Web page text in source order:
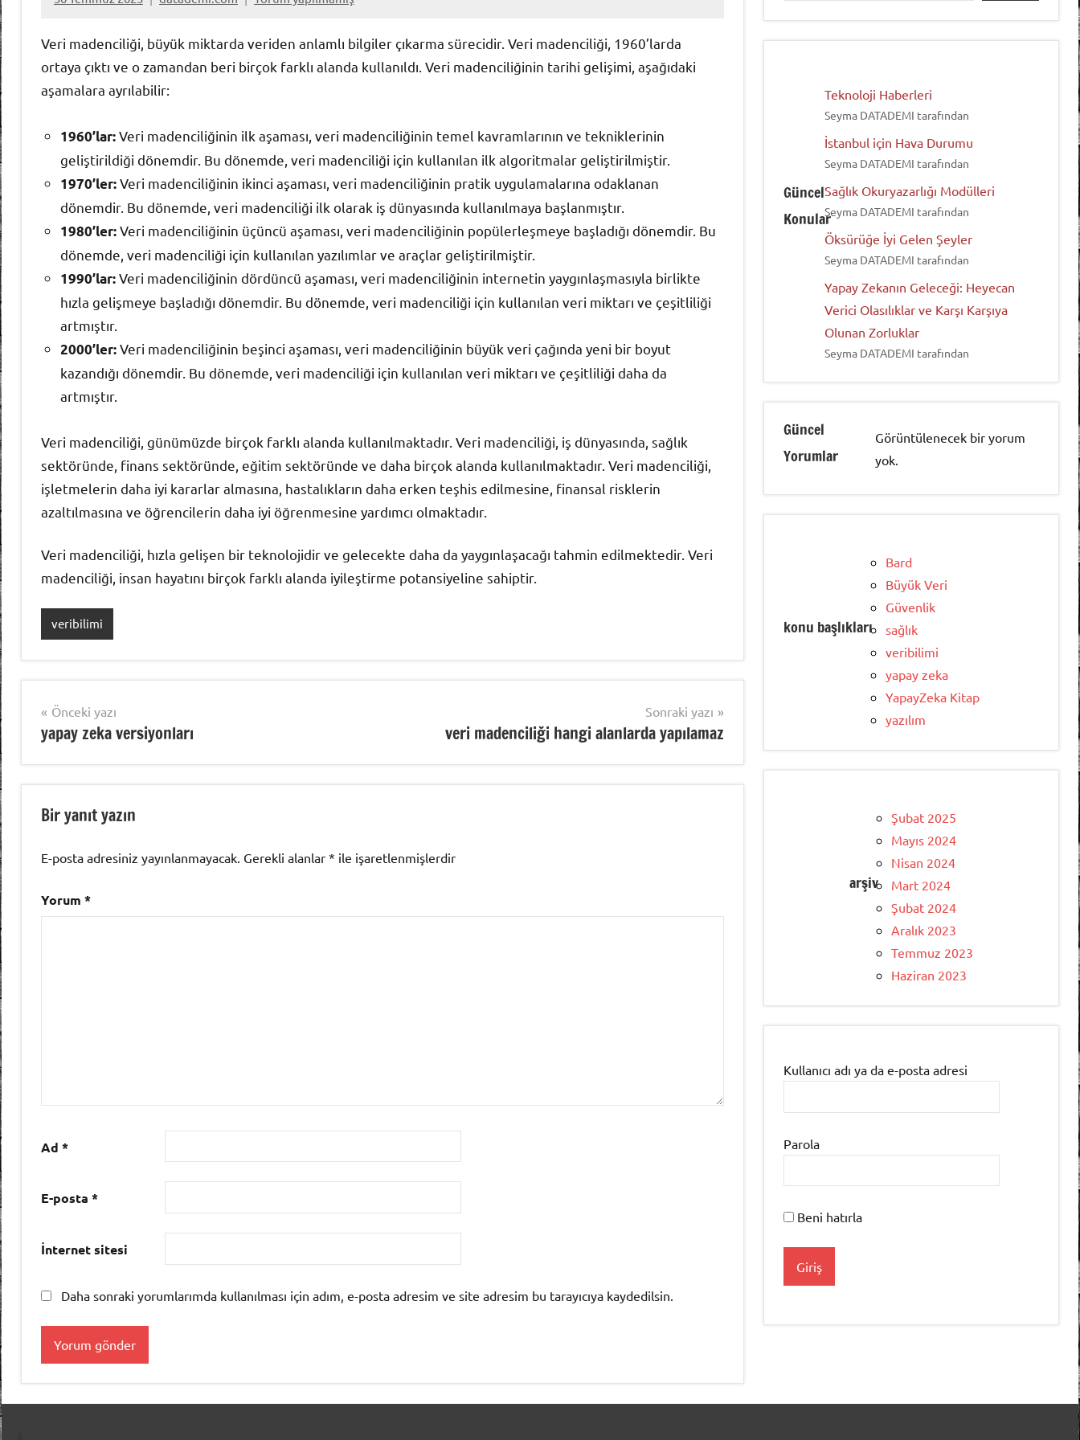
Veri madenciliği, büyük miktarda veriden anlamlı bilgiler çıkarma sürecidir. Veri madenciliği, 1960’larda
ortaya çıktı ve o zamandan beri birçok farklı alanda kullanıldı. Veri madenciliğinin tarihi gelişimi, aşağıdaki
aşamalara ayrılabilir:
1960’lar:Veri madenciliğinin ilk aşaması, veri madenciliğinin temel kavramlarının ve tekniklerinin
geliştirildiği dönemdir. Bu dönemde, veri madenciliği için kullanılan ilk algoritmalar geliştirilmiştir.
1970’ler:Veri madenciliğinin ikinci aşaması, veri madenciliğinin pratik uygulamalarına odaklanan
dönemdir. Bu dönemde, veri madenciliği ilk olarak iş dünyasında kullanılmaya başlanmıştır.
1980’ler:Veri madenciliğinin üçüncü aşaması, veri madenciliğinin popülerleşmeye başladığı dönemdir. Bu
dönemde, veri madenciliği için kullanılan yazılımlar ve araçlar geliştirilmiştir.
1990’lar:Veri madenciliğinin dördüncü aşaması, veri madenciliğinin internetin yaygınlaşmasıyla birlikte
hızla gelişmeye başladığı dönemdir. Bu dönemde, veri madenciliği için kullanılan veri miktarı ve çeşitliliği
artmıştır.
2000’ler:Veri madenciliğinin beşinci aşaması, veri madenciliğinin büyük veri çağında yeni bir boyut
kazandığı dönemdir. Bu dönemde, veri madenciliği için kullanılan veri miktarı ve çeşitliliği daha da
artmıştır.
Veri madenciliği, günümüzde birçok farklı alanda kullanılmaktadır. Veri madenciliği, iş dünyasında, sağlık
sektöründe, finans sektöründe, eğitim sektöründe ve daha birçok alanda kullanılmaktadır. Veri madenciliği,
işletmelerin daha iyi kararlar almasına, hastalıkların daha erken teşhis edilmesine, finansal risklerin
azaltılmasına ve öğrencilerin daha iyi öğrenmesine yardımcı olmaktadır.
Veri madenciliği, hızla gelişen bir teknolojidir ve gelecekte daha da yaygınlaşacağı tahmin edilmektedir. Veri
madenciliği, insan hayatını birçok farklı alanda iyileştirme potansiyeline sahiptir.
veribilimi
Yazı
gezinmesi
Önceki yazı
yapay zeka versiyonları
Sonraki yazı
veri madenciliği hangi alanlarda yapılamaz
Bir yanıt yazın
E-posta adresiniz yayınlanmayacak. Gerekli alanlar * ile işaretlenmişlerdir
Yorum *
Ad *
E-posta *
İnternet sitesi
Daha sonraki yorumlarımda kullanılması için adım, e-posta adresim ve site adresim bu tarayıcıya kaydedilsin.
Güncel
Konular
Teknoloji Haberleri
Seyma DATADEMI tarafından
İstanbul için Hava Durumu
Seyma DATADEMI tarafından
Sağlık Okuryazarlığı Modülleri
Seyma DATADEMI tarafından
Öksürüğe İyi Gelen Şeyler
Seyma DATADEMI tarafından
Yapay Zekanın Geleceği: Heyecan
Verici Olasılıklar ve Karşı Karşıya
Olunan Zorluklar
Seyma DATADEMI tarafından
Güncel
Yorumlar
Görüntülenecek bir yorum
yok.
konu başlıkları
Bard
Büyük Veri
Güvenlik
sağlık
veribilimi
yapay zeka
YapayZeka Kitap
yazılım
arşiv
Şubat 2025
Mayıs 2024
Nisan 2024
Mart 2024
Şubat 2024
Aralık 2023
Temmuz 2023
Haziran 2023
Kullanıcı adı ya da e-posta adresi
Parola
Beni hatırla